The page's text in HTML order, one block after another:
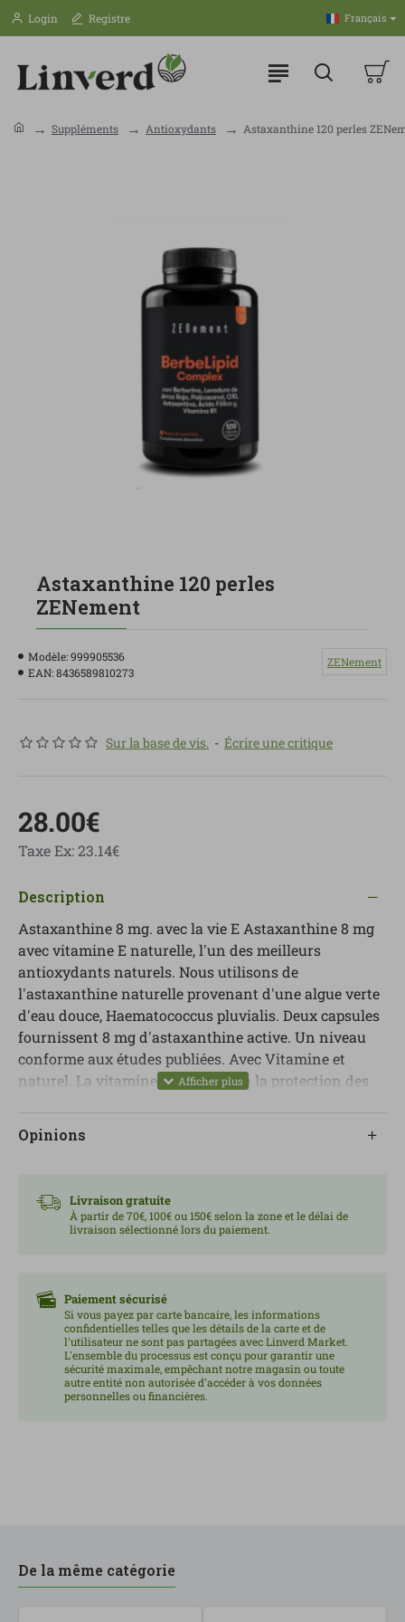
Login Registre Français
Suppléments Antioxydants Astaxanthine 120 perles
Astaxanthine 120 perles
ZENement
Modèle:999905536
EAN:8436589810273
ZENement
Sur la base de vis. - Écrire une critique
28.00€
Taxe Ex: 23.14€
Livraison gratuite
À partir de 70€, 100€ ou 150€ selon la zone et le délai de
livraison sélectionné lors du paiement.
Paiement sécurisé
Si vous payez par carte bancaire, les informations
confidentielles telles que les détails de la carte et de
l'utilisateur ne sont pas partagées avec Linverd Market.
L'ensemble du processus est conçu pour garantir une
sécurité maximale, empêchant notre magasin ou toute
autre entité non autorisée d'accéder à vos données
personnelles ou financières.
Description
Astaxanthine 8 mg. avec la vie E Astaxanthine 8 mg
avec vitamine E naturelle, l'un des meilleurs
antioxydants naturels. Nous utilisons de
l'astaxanthine naturelle provenant d'une algue verte
d'eau douce, Haematococcus pluvialis. Deux capsules
fournissent 8 mg d'astaxanthine active. Un niveau
conforme aux études publiées. Avec Vitamine et
naturel. La vitamine E contribue à la protection des
maximale. Les microalgues créent de l'astaxanthine
l’astaxanthine naturelle dérivée des microalgues est
500 fois supérieure à la vitamine E et beaucoup plus
contiennent un mélange de différentes formes et
niveaux. Convient aux végétariens et végétaliens.
Pour 2 gélules : %VNR() Vitamine E 24 mg 200%
Astaxanthine 8 mg *VNR = Valeurs Nutritives de
Référence 5055148413088
Opinions
De la même catégorie